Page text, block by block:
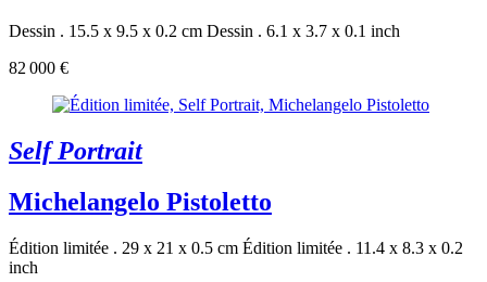
Dessin . 15.5 x 9.5 x 0.2 cm Dessin . 6.1 x 3.7 x 0.1 inch
82 000 €
Self Portrait
Michelangelo Pistoletto
Édition limitée . 29 x 21 x 0.5 cm Édition limitée . 11.4 x 8.3 x 0.2
inch